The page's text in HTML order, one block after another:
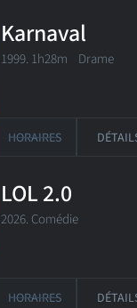
Karnaval
1999. 1h28m Drame
HORAIRES
LOL 2.0
2026. Comédie
HORAIRES